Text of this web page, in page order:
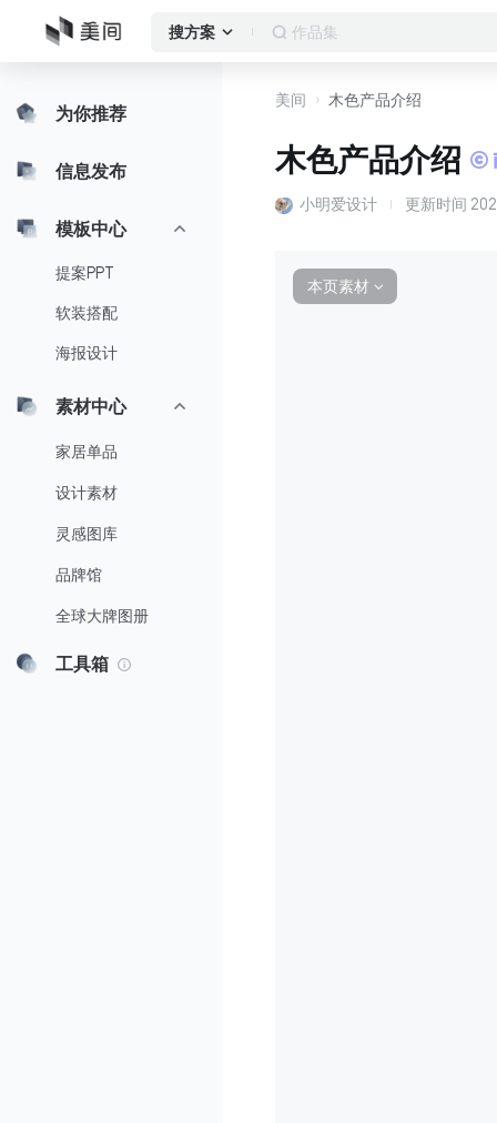
搜方案 作品集
为你推荐
信息发布
模板中心
提案PPT
软装搭配
海报设计
素材中心
家居单品
设计素材
灵感图库
品牌馆
全球大牌图册
工具箱
美间 木色产品介绍
木色产品介绍
小明爱设计 更新时间
本页素材 ∨